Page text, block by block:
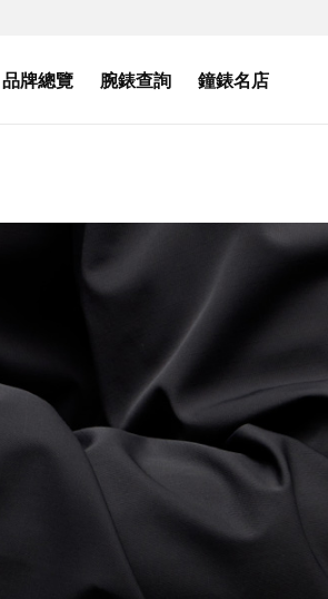
品牌總覽 腕錶查詢 鐘錶名店